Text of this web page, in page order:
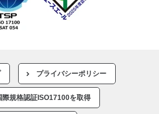
プライバシーポリシー
際規格認証ISO17100を取得